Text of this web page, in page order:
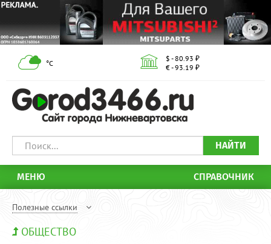
°С
$ - 80.93 ₽
€ - 93.19 ₽
НАЙТИ
МЕНЮ СПРАВОЧНИК
Полезные ссылки
ОБЩЕСТВО